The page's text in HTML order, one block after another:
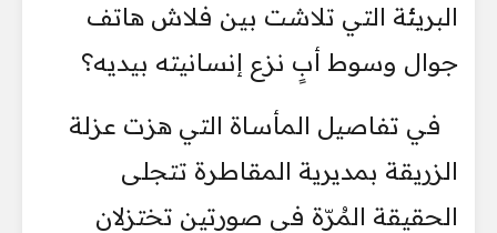
البريئة التي تلاشت بين فلاش هاتف
جوال وسوط أبٍ نزع إنسانيته بيديه؟
في تفاصيل المأساة التي هزت عزلة
الزريقة بمديرية المقاطرة تتجلى
الحقيقة المُرّة في صورتين تختزلان